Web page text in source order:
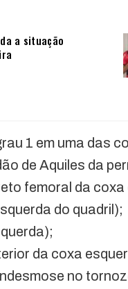
a situação
1 em uma das
de Aquiles da
femoral da coxa
do quadril);
da coxa
no